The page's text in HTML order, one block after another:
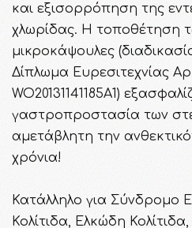
και εξισορρόπηση της
χλωρίδας. Η τοποθέτηση
μικροκάψουλες
Δίπλωμα Ευρεσιτεχνίας
WO20131141185A1)
γαστροπροστασία των
αμετάβλητη την
χρόνια!
Κατάλληλο για Σύνδρομο
Κολίτιδα, Ελκώδη